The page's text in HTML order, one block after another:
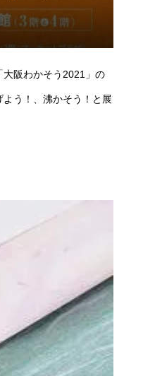
阪わかそう2021」の
う！、沸かそう！と展